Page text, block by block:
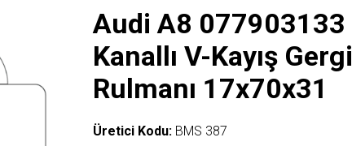
Audi A8 077903133
Kanallı V-Kayış Gergi
Rulmanı 17x70x31
Üretici Kodu: BMS 387